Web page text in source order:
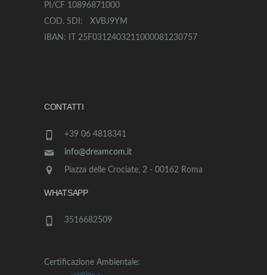
PI/CF 10896871000
COD. SDI: XVBJ9YM
IBAN: IT 25F0312403211000081230757
CONTATTI
+39 06 4818341
info@dreamcom.it
Piazza delle Crociate, 2 - 00162 Roma
WHATSAPP
3516682509
Certificazione Ambientale: